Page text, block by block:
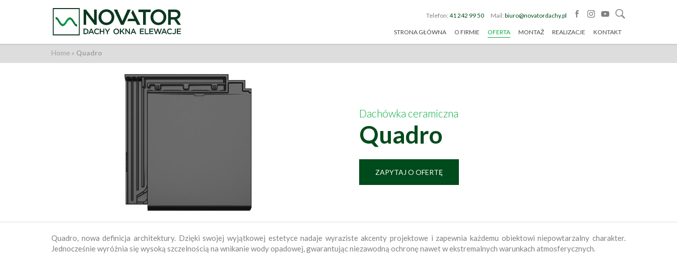
Telefon: 41 242 99 50 Mail: biuro@novatordachy.pl
STRONA GŁÓWNA O FIRMIE OFERTA MONTAŻ REALIZACJE KONTAKT
Home » Quadro
Dachówka ceramiczna
Quadro
ZAPYTAJ O OFERTĘ
Quadro, nowa definicja architektury. Dzięki swojej wyjątkowej estetyce nadaje wyraziste akcenty projektowe i zapewnia każdemu obiektowi niepowtarzalny charakter.
Jednocześnie wyróżnia się wysoką szczelnością na wnikanie wody opadowej, gwarantując niezawodną ochronę nawet w ekstremalnych warunkach atmosferycznych.